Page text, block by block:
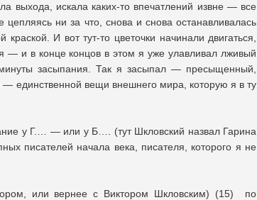
выхода, искала каких-то впечатлений извне — все
ни за что, снова и снова останавливалась
И вот тут-то цветочки начинали двигаться,
— и в конце концов в этом я уже улавливал лживый
засыпания. Так я засыпал — пресыщенный,
единственной вещи внешнего мира, которую я в ту
у Г.… — или у Б…. (тут Шкловский назвал Гарина
писателей начала века, писателя, которого я не
или вернее с Виктором Шкловским) (15) по